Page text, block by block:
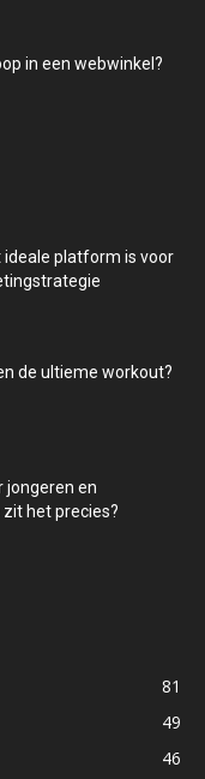
in een webwinkel?
ideale platform is voor
de ultieme workout?
jongeren en
het precies?
81
49
46